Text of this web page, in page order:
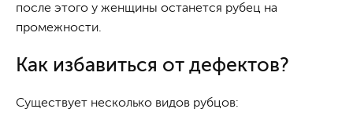
после этого у женщины останется рубец на
промежности.
Как избавиться от дефектов?
Существует несколько видов рубцов: